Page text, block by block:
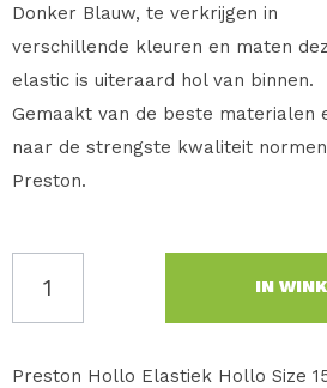
Donker Blauw, te verkrijgen in
verschillende kleuren en maten
elastic is uiteraard hol van binnen.
Gemaakt van de beste materialen
naar de strengste kwaliteit
Preston.
IN
Preston Hollo Elastiek Hollo Size